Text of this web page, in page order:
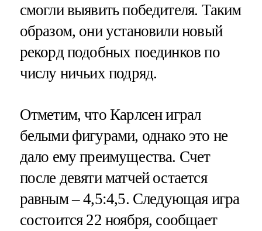
смогли выявить победителя. Таким
образом, они установили новый
рекорд подобных поединков по
числу ничьих подряд.
Отметим, что Карлсен играл
белыми фигурами, однако это не
дало ему преимущества. Счет
после девяти матчей остается
равным – 4,5:4,5. Следующая игра
состоится 22 ноября, сообщает